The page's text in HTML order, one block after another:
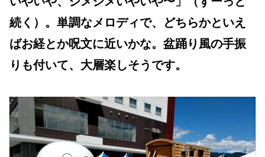
続く）。単調なメロディで、どちらかといえ
ばお経とか呪文に近いかな。盆踊り風の手振
りも付いて、大層楽しそうです。